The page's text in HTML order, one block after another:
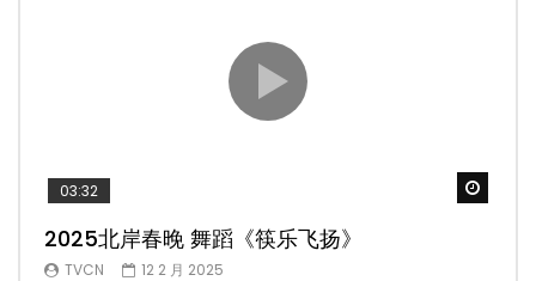
03:32
2025北岸春晚 舞蹈《筷乐飞扬》
TVCN 12 2 月 2025